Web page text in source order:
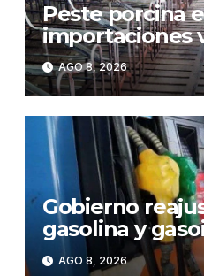
Peste porcina e
importaciones
corrales de
Licey
AGO 8, 2026
Gobierno
gasolina y
congelado el
AGO 8, 2026